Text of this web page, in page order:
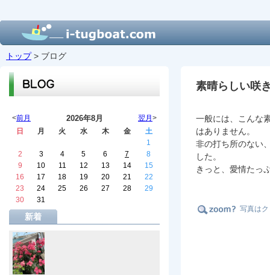
トップ> ブログ
翌月 >
<前月 2026年8月
日 月 火 水 木 金
土
1
2
3 4 5 6 7
8
9
10 11 12 13 14
15
16
17 18 19 20 21
22
23
24 25 26 27 28
29
30
31
新着
素晴らしい咲
一般には、こんな
はありません。
非の打ち所のない
した。
きっと、愛情たっ
写真は